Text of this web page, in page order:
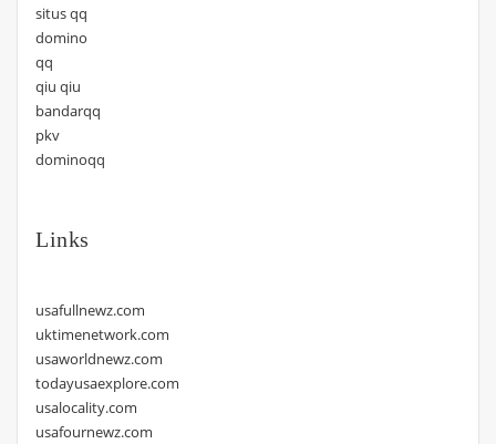
situs qq
domino
qq
qiu qiu
bandarqq
pkv
dominoqq
Links
usafullnewz.com
uktimenetwork.com
usaworldnewz.com
todayusaexplore.com
usalocality.com
usafournewz.com